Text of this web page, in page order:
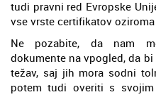
tudi pravni red Evropske
vse vrste certifikatov
Ne pozabite, da nam
dokumente na vpogled, da
težav, saj jih mora sodni
potem tudi overiti s